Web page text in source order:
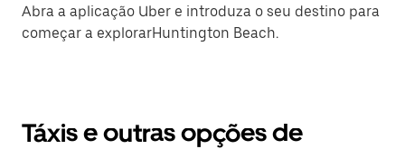
Abra a aplicação Uber e introduza o seu destino para
começar a explorarHuntington Beach.
Táxis e outras opções de